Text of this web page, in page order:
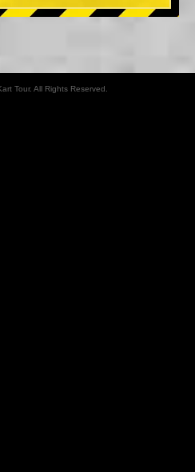
Tour. All Rights Reserved.